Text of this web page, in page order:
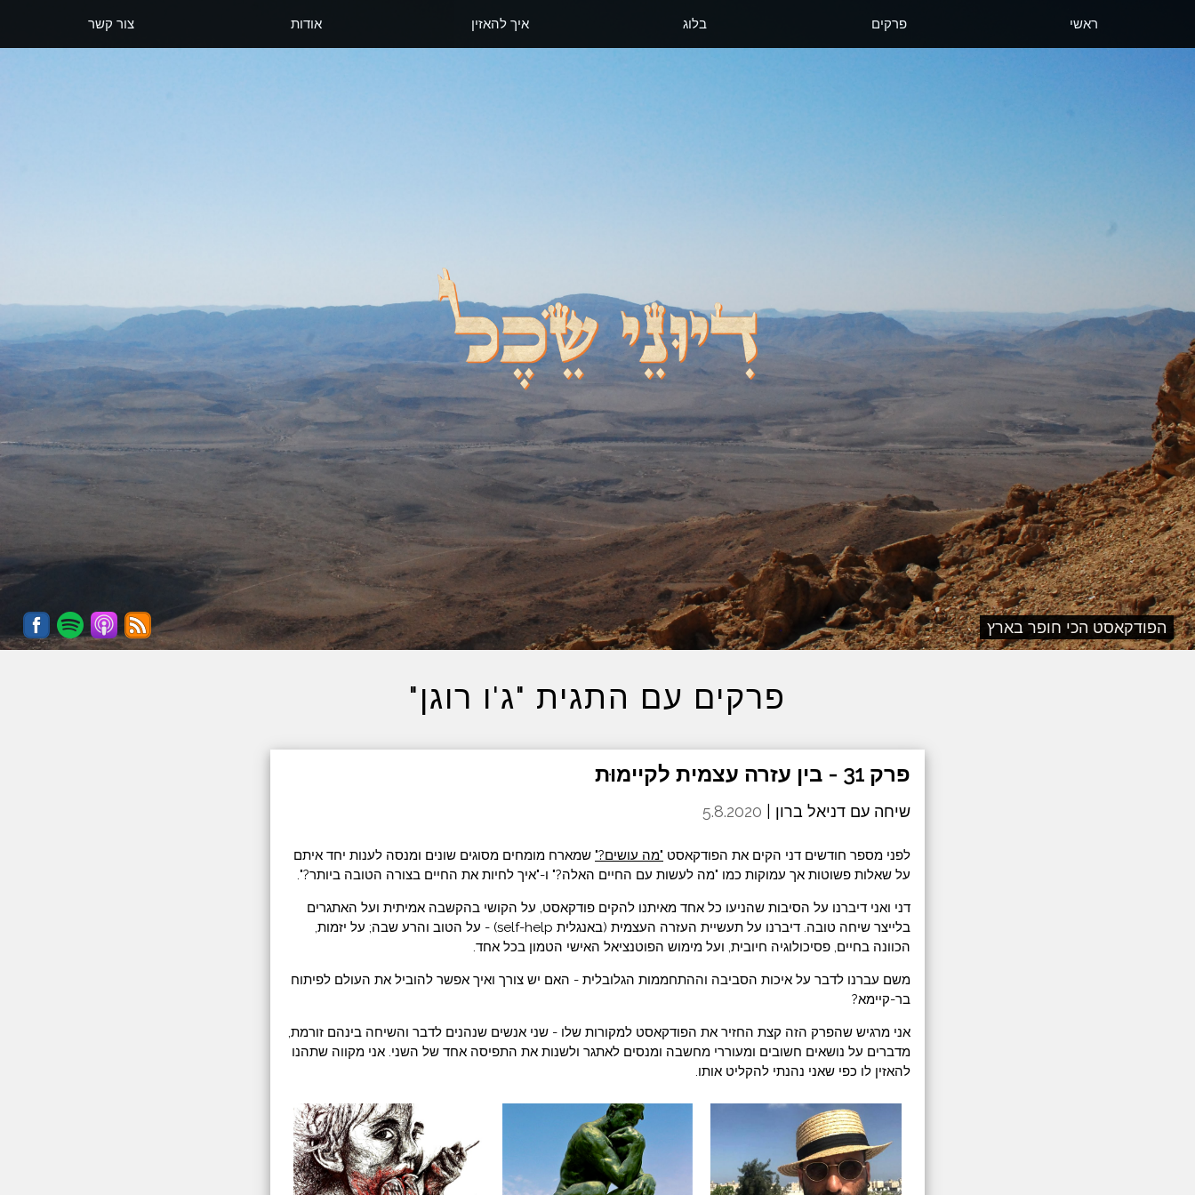
ראשי פרקים בלוג איך להאזין אודות צור קשר
דיוני שכל
הפודקאסט הכי חופר בארץ
פרקים עם התגית "ג'ו רוגן"
פרק 31 - בין עזרה עצמית לקיימוּת
שיחה עם דניאל ברון | 5.8.2020
לפני מספר חודשים דני הקים את הפודקאסט "מה עושים?" שמארח מומחים מסוגים שונים ומנסה לענות יחד איתם
על שאלות פשוטות אך עמוקות כמו "מה לעשות עם החיים האלה?" ו-"איך לחיות את החיים בצורה הטובה ביותר?".
דני ואני דיברנו על הסיבות שהניעו כל אחד מאיתנו להקים פודקאסט, על הקושי בהקשבה אמיתית ועל האתגרים
בלייצר שיחה טובה. דיברנו על תעשיית העזרה העצמית (באנגלית self-help) - על הטוב והרע שבה; על יזמות,
הכוונה בחיים, פסיכולוגיה חיובית, ועל מימוש הפוטנציאל האישי הטמון בכל אחד.
משם עברנו לדבר על איכות הסביבה וההתחממות הגלובלית - האם יש צורך ואיך אפשר להוביל את העולם לפיתוח
בר-קיימא?
אני מרגיש שהפרק הזה קצת החזיר את הפודקאסט למקורות שלו - שני אנשים שנהנים לדבר והשיחה בינהם זורמת,
מדברים על נושאים חשובים ומעוררי מחשבה ומנסים לאתגר ולשנות את התפיסה אחד של השני. אני מקווה שתהנו
להאזין לו כפי שאני נהנתי להקליט אותו.